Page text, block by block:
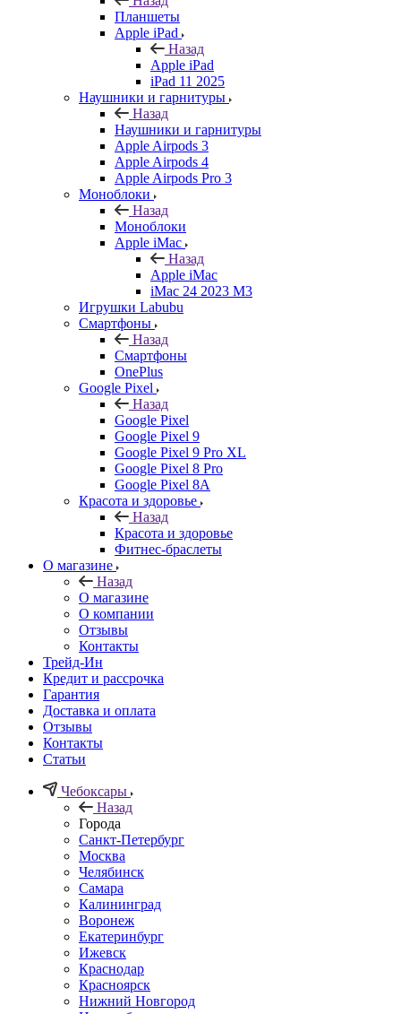
Планшеты
Apple iPad
Назад
Apple iPad
iPad 11 2025
Наушники и гарнитуры
Назад
Наушники и гарнитуры
Apple Airpods 3
Apple Airpods 4
Apple Airpods Pro 3
Моноблоки
Назад
Моноблоки
Apple iMac
Назад
Apple iMac
iMac 24 2023 M3
Игрушки Labubu
Смартфоны
Назад
Смартфоны
OnePlus
Google Pixel
Назад
Google Pixel
Google Pixel 9
Google Pixel 9 Pro XL
Google Pixel 8 Pro
Google Pixel 8A
Красота и здоровье
Назад
Красота и здоровье
Фитнес-браслеты
О магазине
Назад
О магазине
О компании
Отзывы
Контакты
Трейд-Ин
Кредит и рассрочка
Гарантия
Доставка и оплата
Отзывы
Контакты
Статьи
Чебоксары
Назад
Города
Санкт-Петербург
Москва
Челябинск
Самара
Калининград
Воронеж
Екатеринбург
Ижевск
Краснодар
Красноярск
Нижний Новгород